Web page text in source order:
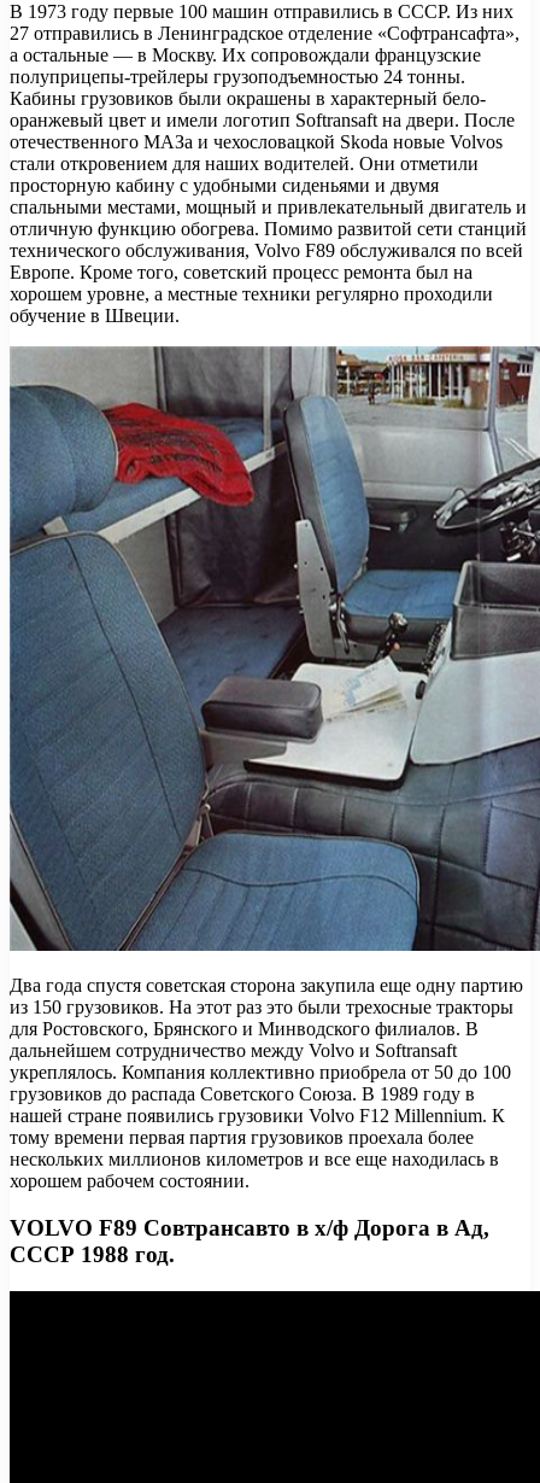
В 1973 году первые 100 машин отправились в СССР. Из них
27 отправились в Ленинградское отделение «Софтрансафта»,
а остальные — в Москву. Их сопровождали французские
полуприцепы-трейлеры грузоподъемностью 24 тонны.
Кабины грузовиков были окрашены в характерный бело-
оранжевый цвет и имели логотип Softransaft на двери. После
отечественного МАЗа и чехословацкой Skoda новые Volvos
стали откровением для наших водителей. Они отметили
просторную кабину с удобными сиденьями и двумя
спальными местами, мощный и привлекательный двигатель и
отличную функцию обогрева. Помимо развитой сети станций
технического обслуживания, Volvo F89 обслуживался по всей
Европе. Кроме того, советский процесс ремонта был на
хорошем уровне, а местные техники регулярно проходили
обучение в Швеции.
Два года спустя советская сторона закупила еще одну партию
из 150 грузовиков. На этот раз это были трехосные тракторы
для Ростовского, Брянского и Минводского филиалов. В
дальнейшем сотрудничество между Volvo и Softransaft
укреплялось. Компания коллективно приобрела от 50 до 100
грузовиков до распада Советского Союза. В 1989 году в
нашей стране появились грузовики Volvo F12 Millennium. К
тому времени первая партия грузовиков проехала более
нескольких миллионов километров и все еще находилась в
хорошем рабочем состоянии.
VOLVO F89 Совтрансавто в х/ф Дорога в Ад,
СССР 1988 год.